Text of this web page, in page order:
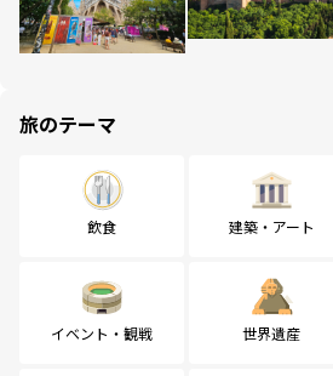
旅のテーマ
飲食 建築・アート
イベント・観戦 世界遺産